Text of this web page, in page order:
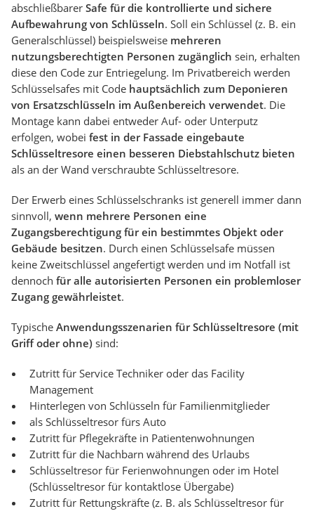
abschließbarer Safe für die kontrollierte und sichere
Aufbewahrung von Schlüsseln. Soll ein Schlüssel (z. B. ein
Generalschlüssel) beispielsweise mehreren
nutzungsberechtigten Personen zugänglich sein, erhalten
diese den Code zur Entriegelung. Im Privatbereich werden
Schlüsselsafes mit Code hauptsächlich zum Deponieren
von Ersatzschlüsseln im Außenbereich verwendet. Die
Montage kann dabei entweder Auf- oder Unterputz
erfolgen, wobei fest in der Fassade eingebaute
Schlüsseltresore einen besseren Diebstahlschutz bieten
als an der Wand verschraubte Schlüsseltresore.
Der Erwerb eines Schlüsselschranks ist generell immer dann
sinnvoll, wenn mehrere Personen eine
Zugangsberechtigung für ein bestimmtes Objekt oder
Gebäude besitzen. Durch einen Schlüsselsafe müssen
keine Zweitschlüssel angefertigt werden und im Notfall ist
dennoch für alle autorisierten Personen ein problemloser
Zugang gewährleistet.
Typische Anwendungsszenarien für Schlüsseltresore (mit
Griff oder ohne) sind:
Zutritt für Service Techniker oder das Facility
Management
Hinterlegen von Schlüsseln für Familienmitglieder
als Schlüsseltresor fürs Auto
Zutritt für Pflegekräfte in Patientenwohnungen
Zutritt für die Nachbarn während des Urlaubs
Schlüsseltresor für Ferienwohnungen oder im Hotel
(Schlüsseltresor für kontaktlose Übergabe)
Zutritt für Rettungskräfte (z. B. als Schlüsseltresor für